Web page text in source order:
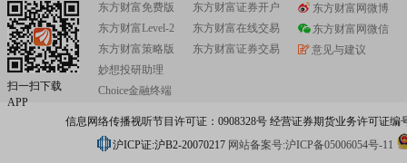
扫一扫下载
APP
东方财富免费版
东方财富Level-2
东方财富策略版
妙想投研助理
Choice金融终端
东方财富证券开户
东方财富在线交易
东方财富证券交易
东方财富网微博
东方财富网微信
意见与建议
信息网络传播视听节目许可证：0908328号 经营证券期货业务许可证编
沪ICP证:沪B2-20070217 网站备案号:沪ICP备05006054号-11